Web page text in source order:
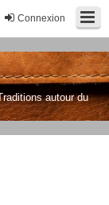
Connexion
autour du